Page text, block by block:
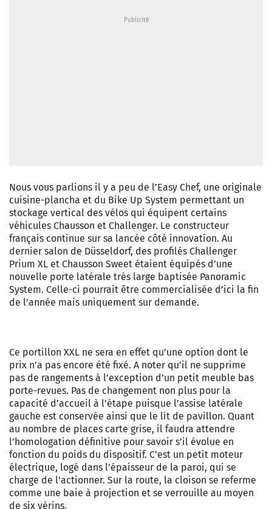
Nous vous parlions il y a peu de l’Easy Chef, une originale
cuisine-plancha et du Bike Up System permettant un
stockage vertical des vélos qui équipent certains
véhicules Chausson et Challenger. Le constructeur
français continue sur sa lancée côté innovation. Au
dernier salon de Düsseldorf, des profilés Challenger
Prium XL et Chausson Sweet étaient équipés d’une
nouvelle porte latérale très large baptisée Panoramic
System. Celle-ci pourrait être commercialisée d’ici la fin
de l’année mais uniquement sur demande.
Ce portillon XXL ne sera en effet qu’une option dont le
prix n’a pas encore été fixé. A noter qu’il ne supprime
pas de rangements à l’exception d’un petit meuble bas
porte-revues. Pas de changement non plus pour la
capacité d’accueil à l’étape puisque l’assise latérale
gauche est conservée ainsi que le lit de pavillon. Quant
au nombre de places carte grise, il faudra attendre
l’homologation définitive pour savoir s’il évolue en
fonction du poids du dispositif. C’est un petit moteur
électrique, logé dans l’épaisseur de la paroi, qui se
charge de l’actionner. Sur la route, la cloison se referme
comme une baie à projection et se verrouille au moyen
de six vérins.